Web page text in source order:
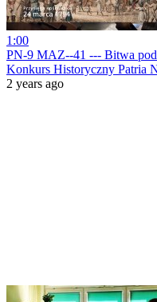
1:00
PN-9 MAZ--41 --- Bitwa
Konkurs Historyczny Patria
2 years ago